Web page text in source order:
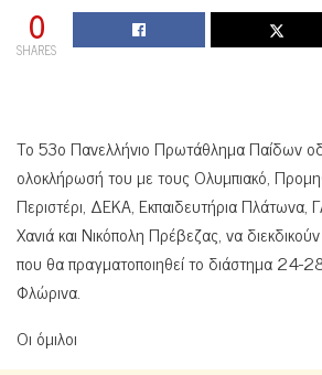
0
SHARES
Το 53ο Πανελλήνιο Πρωτάθλημα Παίδων
ολοκλήρωσή του με τους Ολυμπιακό,
Περιστέρι, ΔΕΚΑ, Εκπαιδευτήρια
Χανιά και Νικόπολη Πρέβεζας, να
που θα πραγματοποιηθεί το διάστημα 24-
Φλώρινα.
Οι όμιλοι